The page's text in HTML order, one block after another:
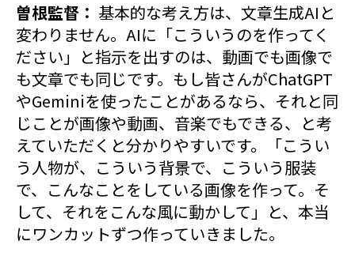
曽根監督： 基本的な考え方は、文章生成AIと
変わりません。AIに「こういうのを作ってく
ださい」と指示を出すのは、動画でも画像で
も文章でも同じです。もし皆さんがChatGPT
やGeminiを使ったことがあるなら、それと同
じことが画像や動画、音楽でもできる、と考
えていただくと分かりやすいです。「こうい
う人物が、こういう背景で、こういう服装
で、こんなことをしている画像を作って。そ
して、それをこんな風に動かして」と、本当
にワンカットずつ作っていきました。